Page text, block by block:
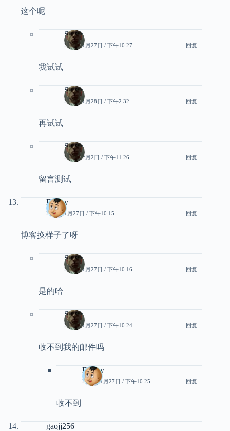
这个呢
Smith
2024年1月27日 / 下午10:27 回复
我试试
Smith
2024年1月28日 / 下午2:32 回复
再试试
Smith
2024年2月2日 / 下午11:26 回复
留言测试
Danny
2024年1月27日 / 下午10:15 回复
博客换样子了呀
Smith
2024年1月27日 / 下午10:16 回复
是的哈
Smith
2024年1月27日 / 下午10:24 回复
收不到我的邮件吗
Danny
2024年1月27日 / 下午10:25 回复
收不到
gaojj256